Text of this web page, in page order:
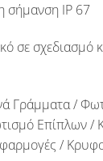
σήμανση IP 67
σε σχεδιασμό
Γράμματα /
Επίπλων /
/